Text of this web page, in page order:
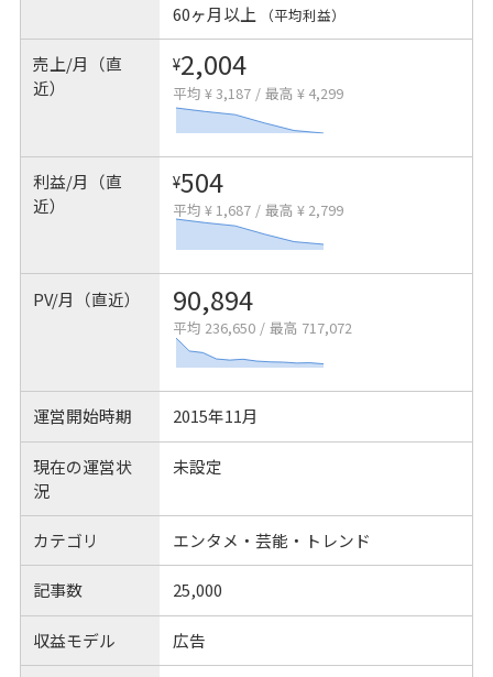
60ヶ月以上 （平均利益）
売上/月（直
近）
¥2,004
平均 ¥ 3,187 / 最高 ¥ 4,299
利益/月（直
近）
¥504
平均 ¥ 1,687 / 最高 ¥ 2,799
PV/月（直近） 90,894
平均 236,650 / 最高 717,072
運営開始時期 2015年11月
現在の運営状
況
未設定
カテゴリ エンタメ・芸能・トレンド
記事数 25,000
収益モデル 広告